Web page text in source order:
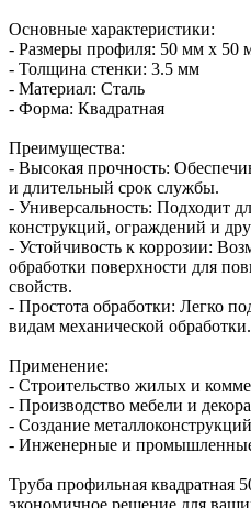
Основные характеристики:
- Размеры профиля: 50 мм х 50
- Толщина стенки: 3.5 мм
- Материал: Сталь
- Форма: Квадратная
Преимущества:
- Высокая прочность:
и длительный срок службы.
- Универсальность: Подходит
конструкций, ограждений и
- Устойчивость к коррозии:
обработки поверхности для
свойств.
- Простота обработки: Легко
видам механической обработки.
Применение:
- Строительство жилых и
- Производство мебели и
- Создание
- Инженерные и
Труба профильная квадратная
экономичное решение для